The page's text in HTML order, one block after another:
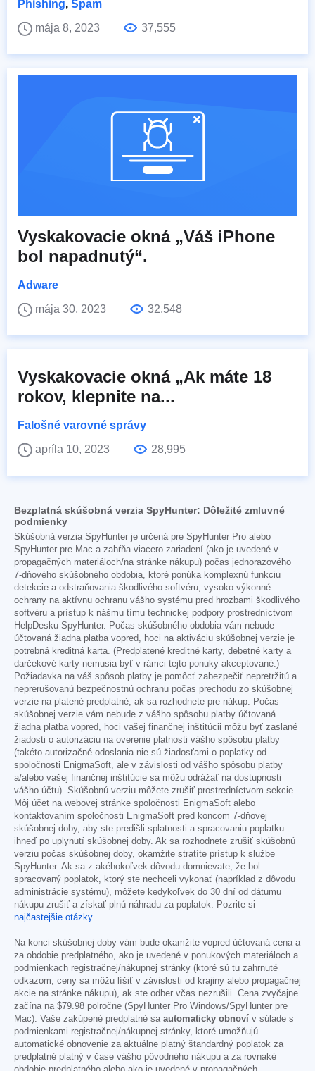
Phishing, Spam
mája 8, 2023
37,555
Vyskakovacie okná „Váš iPhone
bol napadnutý“.
Adware
mája 30, 2023
32,548
Vyskakovacie okná „Ak máte 18
rokov, klepnite na...
Falošné varovné správy
apríla 10, 2023
28,995
Bezplatná skúšobná verzia SpyHunter: Dôležité zmluvné
podmienky
Skúšobná verzia SpyHunter je určená pre SpyHunter Pro alebo
SpyHunter pre Mac a zahŕňa viacero zariadení (ako je uvedené v
propagačných materiáloch/na stránke nákupu) počas jednorazového
7-dňového skúšobného obdobia, ktoré ponúka komplexnú funkciu
detekcie a odstraňovania škodlivého softvéru, vysoko výkonné
ochrany na aktívnu ochranu vášho systému pred hrozbami škodlivého
softvéru a prístup k nášmu tímu technickej podpory prostredníctvom
HelpDesku SpyHunter. Počas skúšobného obdobia vám nebude
účtovaná žiadna platba vopred, hoci na aktiváciu skúšobnej verzie je
potrebná kreditná karta. (Predplatené kreditné karty, debetné karty a
darčekové karty nemusia byť v rámci tejto ponuky akceptované.)
Požiadavka na váš spôsob platby je pomôcť zabezpečiť nepretržitú a
neprerušovanú bezpečnostnú ochranu počas prechodu zo skúšobnej
verzie na platené predplatné, ak sa rozhodnete pre nákup. Počas
skúšobnej verzie vám nebude z vášho spôsobu platby účtovaná
žiadna platba vopred, hoci vašej finančnej inštitúcii môžu byť zaslané
žiadosti o autorizáciu na overenie platnosti vášho spôsobu platby
(takéto autorizačné odoslania nie sú žiadosťami o poplatky od
spoločnosti EnigmaSoft, ale v závislosti od vášho spôsobu platby
a/alebo vašej finančnej inštitúcie sa môžu odrážať na dostupnosti
vášho účtu). Skúšobnú verziu môžete zrušiť prostredníctvom sekcie
Môj účet na webovej stránke spoločnosti EnigmaSoft alebo
kontaktovaním spoločnosti EnigmaSoft pred koncom 7-dňovej
skúšobnej doby, aby ste predišli splatnosti a spracovaniu poplatku
ihneď po uplynutí skúšobnej doby. Ak sa rozhodnete zrušiť skúšobnú
verziu počas skúšobnej doby, okamžite stratíte prístup k službe
SpyHunter. Ak sa z akéhokoľvek dôvodu domnievate, že bol
spracovaný poplatok, ktorý ste nechceli vykonať (napríklad z dôvodu
administrácie systému), môžete kedykoľvek do 30 dní od dátumu
nákupu zrušiť a získať plnú náhradu za poplatok. Pozrite si
najčastejšie otázky.
Na konci skúšobnej doby vám bude okamžite vopred účtovaná cena a
za obdobie predplatného, ako je uvedené v ponukových materiáloch a
podmienkach registračnej/nákupnej stránky (ktoré sú tu zahrnuté
odkazom; ceny sa môžu líšiť v závislosti od krajiny alebo propagačnej
akcie na stránke nákupu), ak ste odber včas nezrušili. Cena zvyčajne
začína na $79.98 polročne (SpyHunter Pro Windows/SpyHunter pre
Mac). Vaše zakúpené predplatné sa automaticky obnoví v súlade s
podmienkami registračnej/nákupnej stránky, ktoré umožňujú
automatické obnovenie za aktuálne platný štandardný poplatok za
predplatné platný v čase vášho pôvodného nákupu a za rovnaké